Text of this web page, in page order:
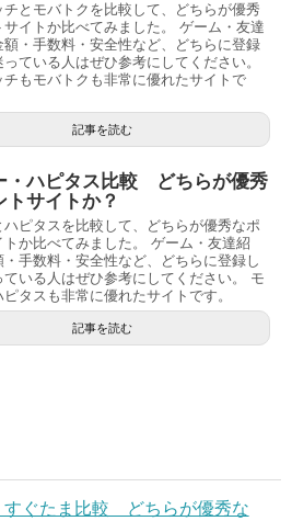
チとモバトクを比較して、どちらが優秀
サイトか比べてみました。 ゲーム・友達
額・手数料・安全性など、どちらに登録
っている人はぜひ参考にしてください。
チもモバトクも非常に優れたサイトで
記事を読む
・ハピタス比較 どちらが優秀
トサイトか？
ハピタスを比較して、どちらが優秀なポ
トか比べてみました。 ゲーム・友達紹
手数料・安全性など、どちらに登録し
ている人はぜひ参考にしてください。 モ
ピタスも非常に優れたサイトです。
記事を読む
すぐたま比較 どちらが優秀な